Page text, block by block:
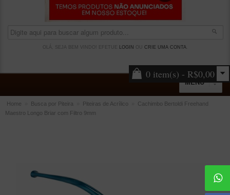
OLÁ, SEJA BEM VINDO! EFETUE LOGIN CRIE UMA CONTA.
0 item(s) - R$0,00
MENU
ACESSÓRIOS
Home Busca por Piteira Piteiras de Acrílico
Cachimbo Bertoldi Freehand
Maestro Longo Briar com Filtro 9mm